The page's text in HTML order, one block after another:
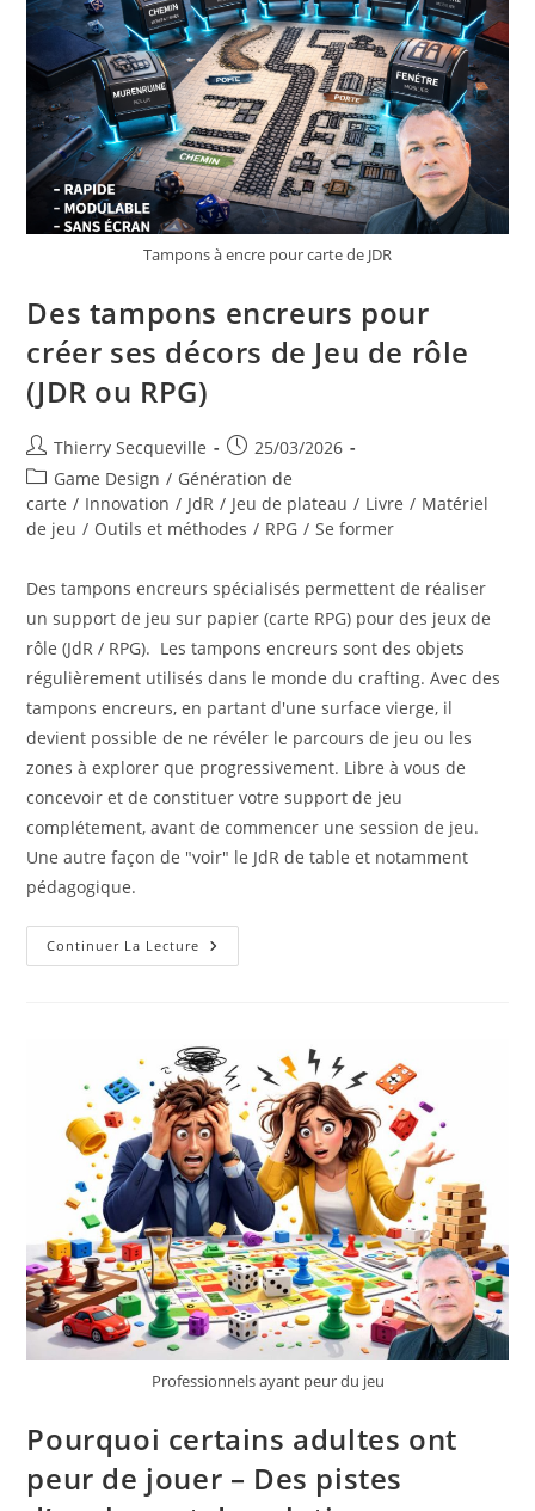
Tampons à encre pour carte de JDR
Des tampons encreurs pour
créer ses décors de Jeu de rôle
(JDR ou RPG)
Auteur/autrice
de
la
publication :
Thierry Secqueville
Publication
publiée :
25/03/2026
Post
category:
Game Design / Génération de
carte / Innovation / JdR / Jeu de plateau / Livre / Matériel
de jeu / Outils et méthodes / RPG / Se former
Des tampons encreurs spécialisés permettent de réaliser
un support de jeu sur papier (carte RPG) pour des jeux de
rôle (JdR / RPG). Les tampons encreurs sont des objets
régulièrement utilisés dans le monde du crafting. Avec des
tampons encreurs, en partant d'une surface vierge, il
devient possible de ne révéler le parcours de jeu ou les
zones à explorer que progressivement. Libre à vous de
concevoir et de constituer votre support de jeu
complétement, avant de commencer une session de jeu.
Une autre façon de "voir" le JdR de table et notamment
pédagogique.
Continuer La Lecture Des
Tampons
Décors
De
Jeu
De
Rôle
(JDR
Ou
RPG)
Professionnels ayant peur du jeu
Pourquoi certains adultes ont
peur de jouer – Des pistes